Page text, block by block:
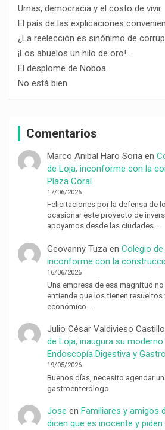
Urnas, democracia y el costo de vivir
El país de las explicaciones
¿La reelección es sinónimo de
¡Los abuelos un hilo de oro!…
El desplome de Noboa
No está bien
Comentarios
Marco Anibal Haro Soriaen
de Loja, inconforme con la
Plaza Coral
17/06/2026
Felicitaciones por la defensa de
ocasionar este proyecto de
apoyamos desde las ciudades…
Geovanny Tuzaen Colegio
inconforme con la
16/06/2026
Una empresa de esa magnitud
entiende que los tienen
económico…
Julio César Valdivieso Castillo
de Loja, inaugura su
Endoscopía Digestiva y
19/05/2026
Buenos días, necesito agendar
gastroenterólogo
Jose en Familiares y amigos
dicen que es inocente y piden